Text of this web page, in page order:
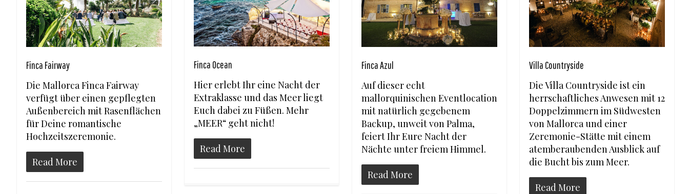
Finca Fairway
Die Mallorca Finca Fairway
verfügt über einen gepflegten
Außenbereich mit Rasenflächen
für Deine romantische
Hochzeitszeremonie.
Read More
Finca Ocean
Hier erlebt Ihr eine Nacht der
Extraklasse und das Meer liegt
Euch dabei zu Füßen. Mehr
„MEER“ geht nicht!
Read More
Finca Azul
Auf dieser echt
mallorquinischen Eventlocation
mit natürlich gegebenem
Backup, unweit von Palma,
feiert Ihr Eure Nacht der
Nächte unter freiem Himmel.
Read More
Villa Countryside
Die Villa Countryside ist ein
herrschaftliches Anwesen mit 12
Doppelzimmern im Südwesten
von Mallorca und einer
Zeremonie-Stätte mit einem
atemberaubenden Ausblick auf
die Bucht bis zum Meer.
Read More